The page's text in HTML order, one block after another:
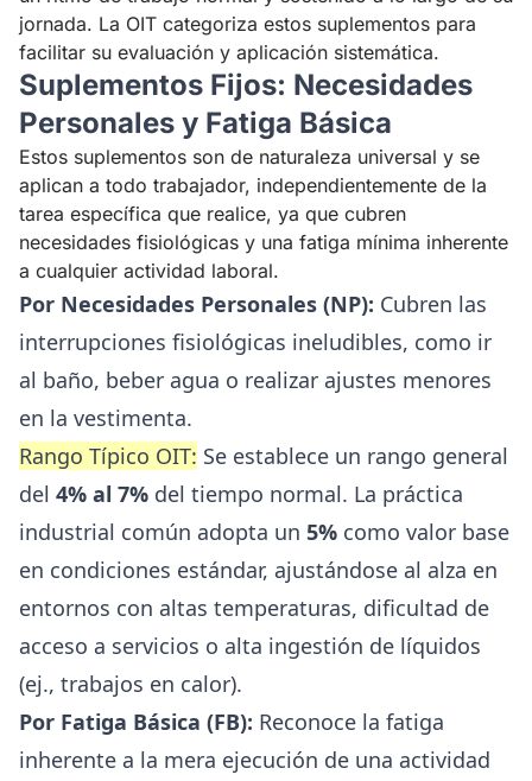
jornada. La OIT categoriza estos suplementos para
facilitar su evaluación y aplicación sistemática.
Suplementos Fijos: Necesidades
Personales y Fatiga Básica
Estos suplementos son de naturaleza universal y se
aplican a todo trabajador, independientemente de la
tarea específica que realice, ya que cubren
necesidades fisiológicas y una fatiga mínima inherente
a cualquier actividad laboral.
Por Necesidades Personales (NP): Cubren las
interrupciones fisiológicas ineludibles, como ir
al baño, beber agua o realizar ajustes menores
en la vestimenta.
Rango Típico OIT: Se establece un rango general
del 4% al 7% del tiempo normal. La práctica
industrial común adopta un 5% como valor base
en condiciones estándar, ajustándose al alza en
entornos con altas temperaturas, dificultad de
acceso a servicios o alta ingestión de líquidos
(ej., trabajos en calor).
Por Fatiga Básica (FB): Reconoce la fatiga
inherente a la mera ejecución de una actividad